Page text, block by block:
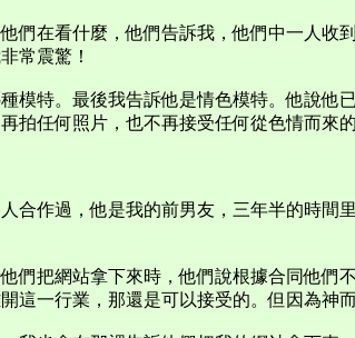
在看什麼，他們告訴我，他們中一人收
常震驚！
特。最後我告訴他是情色模特。他說他
拍任何照片，也不再接受任何從色情而來的
作過，他是我的前男友，三年半的時間
把網站拿下來時，他們說根據合同他們
一行業，那還是可以接受的。但因為神